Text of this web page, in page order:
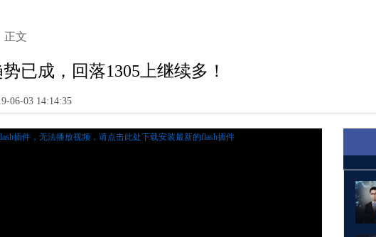
正文
已成，回落1305上继续多！
06-03 14:14:35
插件，无法播放视频， 请点击此处下载安装最新的flash插件